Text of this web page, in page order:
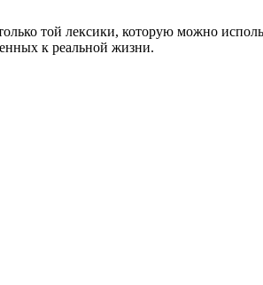
той лексики, которую можно
к реальной жизни.